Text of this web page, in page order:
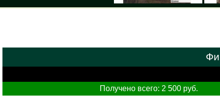
Получено всего: 2 500 руб.